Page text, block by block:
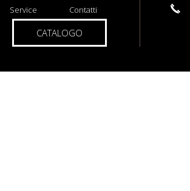
Service
Contatti
CATALOGO